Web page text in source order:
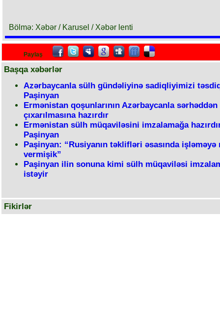
Bölmə: Xəbər / Karusel / Xəbər lenti
Paylaş
Başqa xəbərlər
Azərbaycanla sülh gündəliyinə sadiqliyimizi
Paşinyan
Ermənistan qoşunlarının Azərbaycanla sərhəddən
çıxarılmasına hazırdır
Ermənistan sülh müqaviləsini imzalamağa
Paşinyan
Paşinyan: “Rusiyanın təklifləri əsasında işləməyə
vermişik”
Paşinyan ilin sonuna kimi sülh müqaviləsi
istəyir
Fikirlər